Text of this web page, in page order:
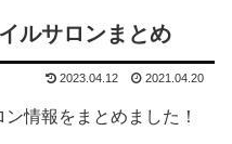
ルサロンまとめ
2023.04.12 2021.04.20
情報をまとめました！